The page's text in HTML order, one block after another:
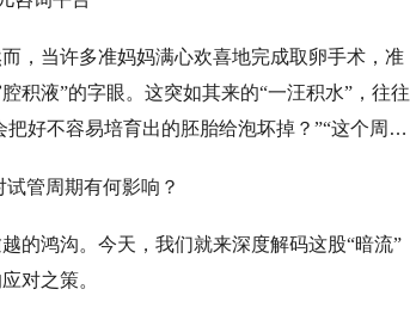
，当许多准妈妈满心欢喜地完成取卵手术，准
积液”的字眼。这突如其来的“一汪积水”，往往
好不容易培育出的胚胎给泡坏掉？”“这个周期
的鸿沟。今天，我们就来深度解码这股“暗流”
对之策。